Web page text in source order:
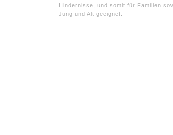
Hindernisse, und somit für Familien
Jung und Alt geeignet.